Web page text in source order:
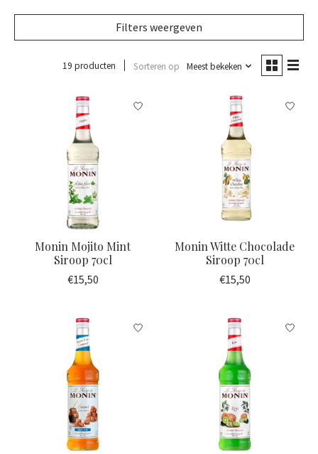
Filters weergeven
19 producten Sorteren op Meest bekeken
Monin Mojito Mint
Siroop 70cl
€15,50
Monin Witte Chocolade
Siroop 70cl
€15,50